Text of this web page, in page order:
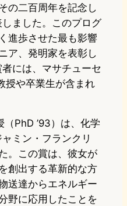
の二百周年を記念し
ました。このプログ
進歩させた最も影響
ア、発明家を表彰し
には、マサチューセ
授や卒業生が含まれ
PhD ’93）は、化学
ミン・フランクリ
。この賞は、彼女が
創出する革新的な方
送達からエネルギー
野に応用したことを